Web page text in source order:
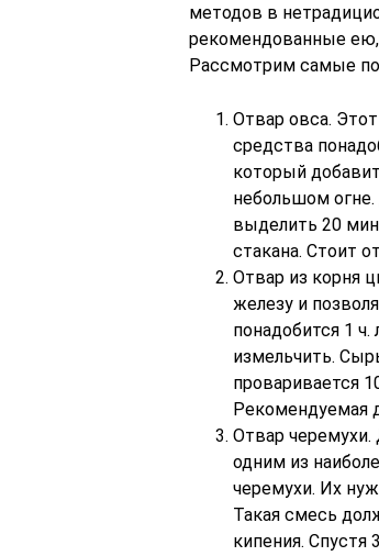
методов в
рекомендованные
Рассмотрим самые
Отвар овса.
средства
который
небольшом огне.
выделить 20
стакана. Стоит
Отвар из корня
железу и
понадобится 1
измельчить.
проваривается
Рекомендуемая
Отвар
одним из
черемухи. Их
Такая смесь
кипения.